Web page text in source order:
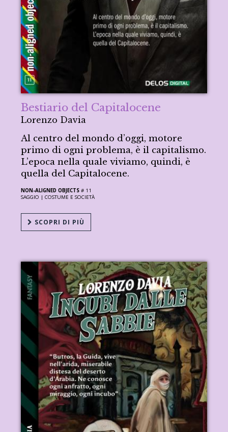
Bestiario del Capitalocene
Lorenzo Davia
Al centro del mondo d’oggi, motore
primo di ogni problema, è il capitalismo.
L’epoca nella quale viviamo, quindi, è
quella del Capitalocene.
NON-ALIGNED OBJECTS # 11
SAGGIO |COSTUME E SOCIETÀ
SCOPRI DI PIÙ